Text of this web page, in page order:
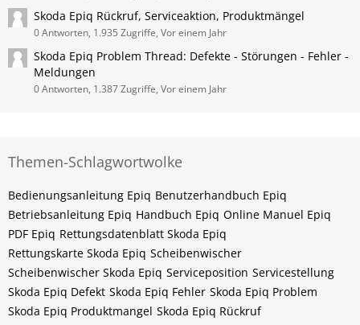
Skoda Epiq Rückruf, Serviceaktion, Produktmängel
0 Antworten, 1.935 Zugriffe, Vor einem Jahr
Skoda Epiq Problem Thread: Defekte - Störungen - Fehler -
Meldungen
0 Antworten, 1.387 Zugriffe, Vor einem Jahr
Themen-Schlagwortwolke
Bedienungsanleitung Epiq Benutzerhandbuch Epiq
Betriebsanleitung Epiq Handbuch Epiq Online Manuel Epiq
PDF Epiq Rettungsdatenblatt Skoda Epiq
Rettungskarte Skoda Epiq Scheibenwischer
Scheibenwischer Skoda​ Epiq Serviceposition Servicestellung
Skoda Epiq Defekt Skoda Epiq Fehler Skoda Epiq Problem
Skoda Epiq Produktmangel Skoda Epiq Rückruf